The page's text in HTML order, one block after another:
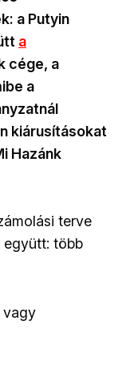
a Putyin
a
cége, a
a
kiárusításokat
Hazánk
terve
együtt: több
vagy